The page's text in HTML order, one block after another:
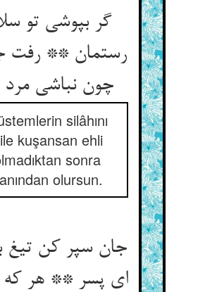
گر بپوشی تو
رستمان ** رفت
چون نباشی مرد
silâhını
kuşansan ehli
sonra
olursun.
جان سپر کن تیغ
ای پسر ** هر که